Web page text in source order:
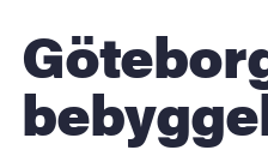
antagning
Göteborgs arkitektur och